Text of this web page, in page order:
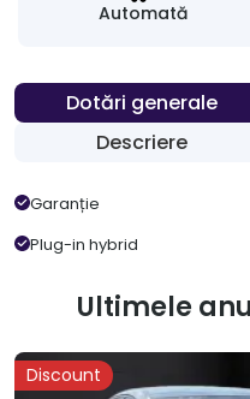
Automată
Dotări generale
Descriere
Garanție
Plug-in hybrid
Ultimele
Discount